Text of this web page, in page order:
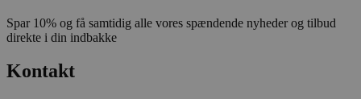
Spar 10% og få samtidig alle vores spændende nyheder og tilbud
direkte i din indbakke
Kontakt